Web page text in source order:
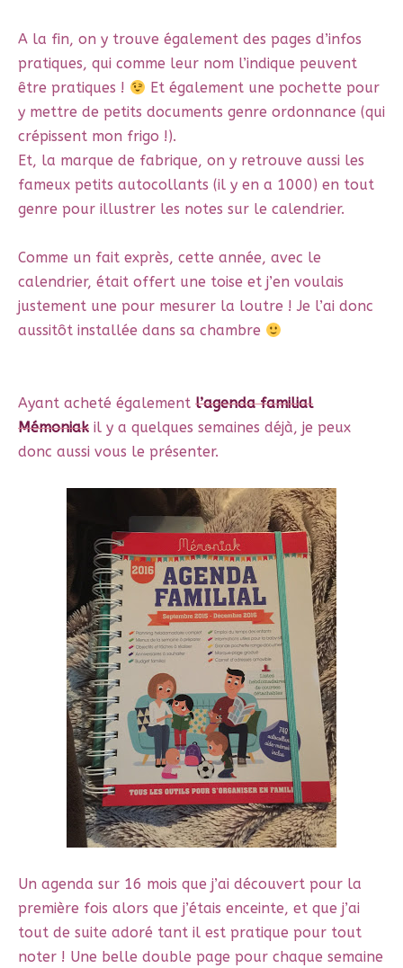
A la fin, on y trouve également des pages d’infos
pratiques, qui comme leur nom l’indique peuvent
être pratiques !
Et également une pochette pour
y mettre de petits documents genre ordonnance (qui
crépissent mon frigo !).
Et, la marque de fabrique, on y retrouve aussi les
fameux petits autocollants (il y en a 1000) en tout
genre pour illustrer les notes sur le calendrier.
Comme un fait exprès, cette année, avec le
calendrier, était offert une toise et j’en voulais
justement une pour mesurer la loutre ! Je l’ai donc
aussitôt installée dans sa chambre
Ayant acheté également l’agenda familial
Mémoniak il y a quelques semaines déjà, je peux
donc aussi vous le présenter.
Un agenda sur 16 mois que j’ai découvert pour la
première fois alors que j’étais enceinte, et que j’ai
tout de suite adoré tant il est pratique pour tout
noter ! Une belle double page pour chaque semaine